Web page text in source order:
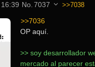
No. 7037 >>7038
>>7036
OP aquí.
>> soy desarrollador
mercado al parecer